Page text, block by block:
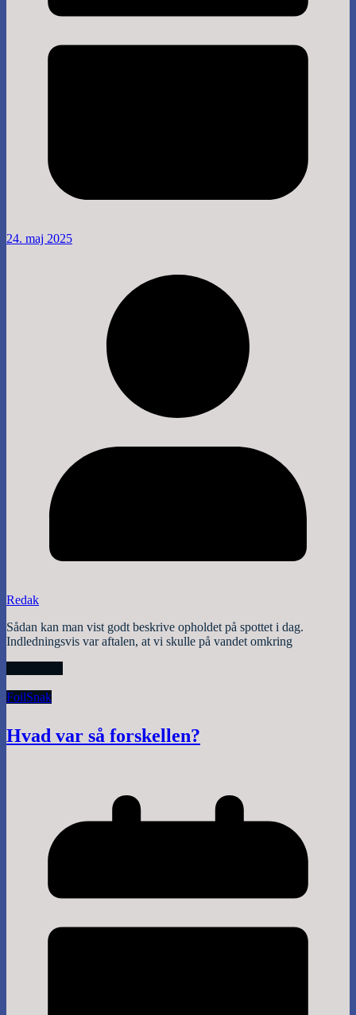
24. maj 2025
Redak
Sådan kan man vist godt beskrive opholdet på spottet i dag.
Indledningsvis var aftalen, at vi skulle på vandet omkring
FoilSnak
Hvad var så forskellen?